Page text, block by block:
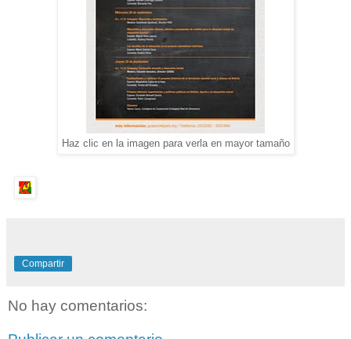
Haz clic en la imagen para verla en mayor tamaño
Compartir
No hay comentarios: